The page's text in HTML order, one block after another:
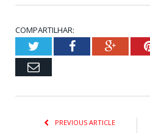
COMPARTILHAR:
TwitterFacebook
Email
PREVIOUS ARTICLE